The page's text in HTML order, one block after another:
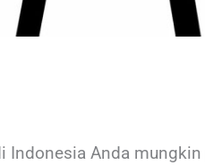
Indonesia Anda